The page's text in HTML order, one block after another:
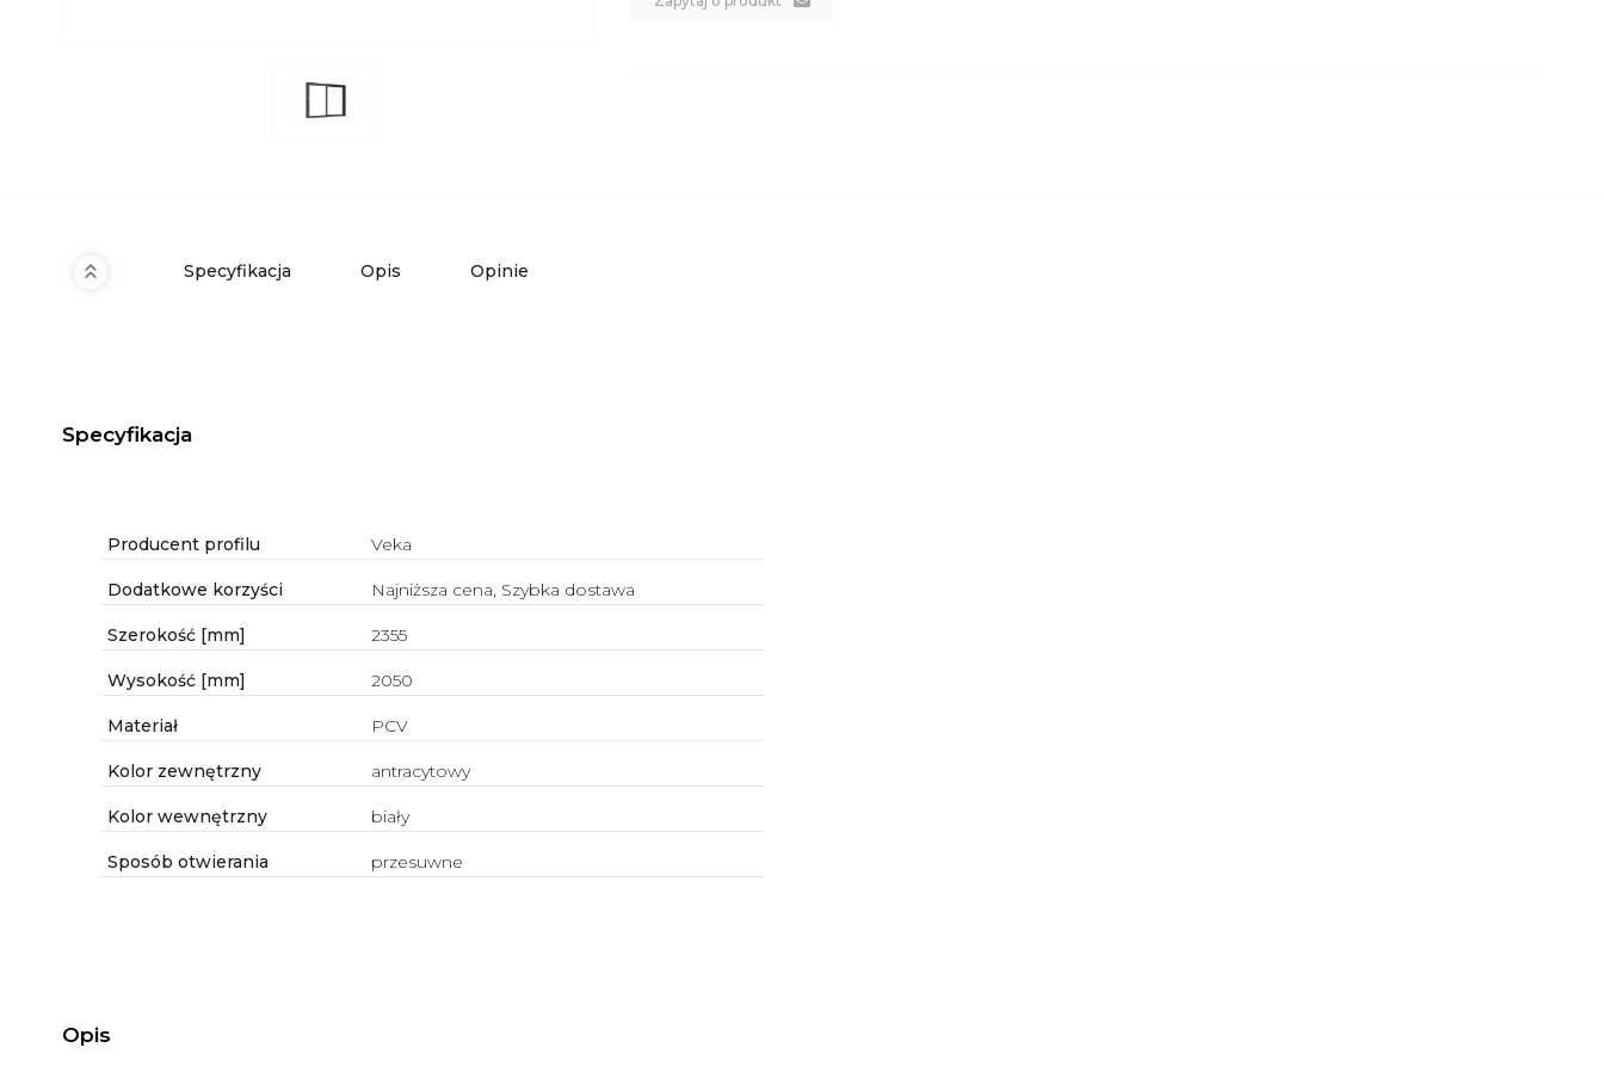
Specyfikacja Opis Opinie
Specyfikacja
Producent profilu Veka
Dodatkowe korzyści Najniższa cena, Szybka dostawa
Szerokość [mm] 2355
Wysokość [mm] 2050
Materiał PCV
Kolor zewnętrzny antracytowy
Kolor wewnętrzny biały
Sposób otwierania przesuwne
Opis